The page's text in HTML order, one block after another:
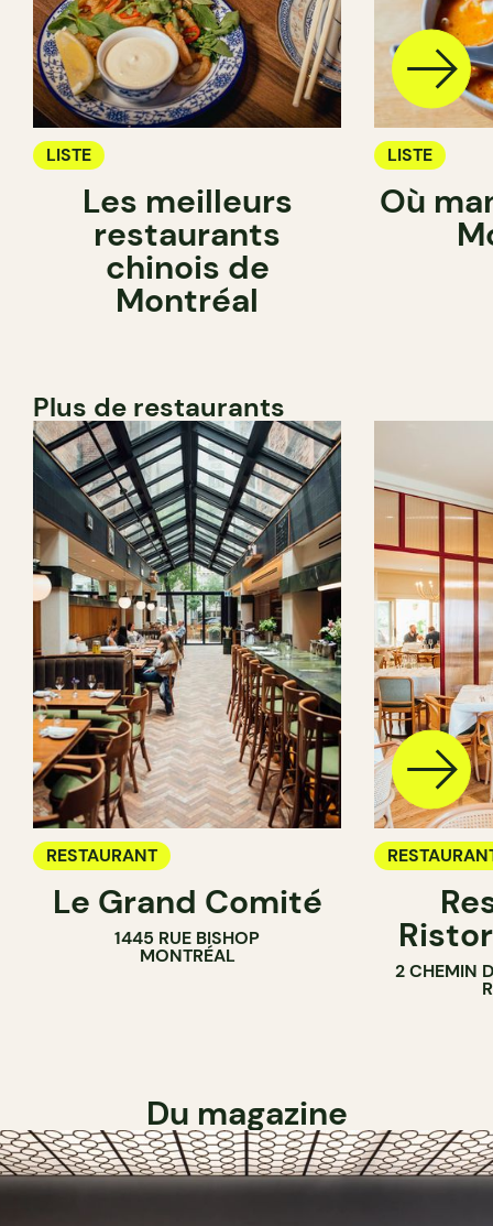
LISTE
Les meilleurs
restaurants
chinois de
Montréal
LISTE
Où
Plus de restaurants
RESTAURANT
Le Grand Comité
1445 RUE BISHOP
MONTRÉAL
2 CHEMIN
Du magazine